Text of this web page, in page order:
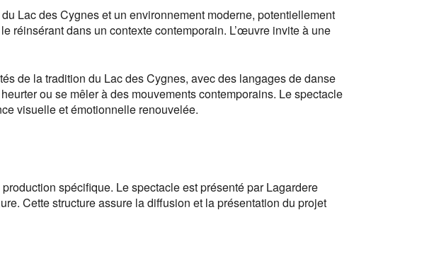
Lac des Cygnes et un environnement moderne, potentiellement
réinsérant dans un contexte contemporain. L’œuvre invite à une
de la tradition du Lac des Cygnes, avec des langages de danse
ou se mêler à des mouvements contemporains. Le spectacle
visuelle et émotionnelle renouvelée.
spécifique. Le spectacle est présenté par Lagardere
Cette structure assure la diffusion et la présentation du projet